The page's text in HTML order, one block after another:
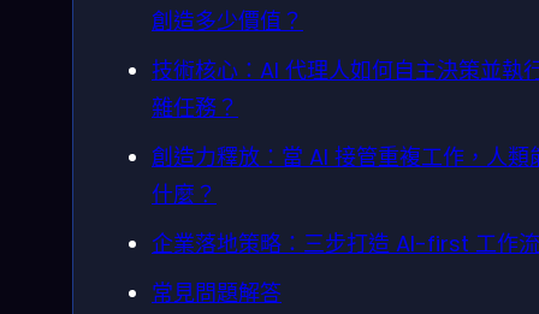
創造多少價值？
技術核心：AI 代理人如何自主決策並執
雜任務？
創造力釋放：當 AI 接管重複工作，人類
什麼？
企業落地策略：三步打造 AI-first 工作
常見問題解答